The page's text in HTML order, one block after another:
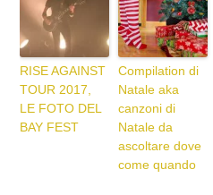
RISE AGAINST
TOUR 2017,
LE FOTO DEL
BAY FEST
Compilation di
Natale aka
canzoni di
Natale da
ascoltare dove
come quando